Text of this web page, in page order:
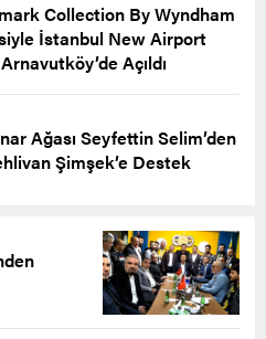
Collection By Wyndham
İstanbul New Airport
Açıldı
Ağası Seyfettin Selim’den
Şimşek’e Destek